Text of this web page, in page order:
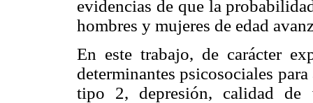
evidencias de que la
hombres y mujeres de edad
En este trabajo, de carácter
determinantes psicosociales
tipo 2, depresión, calidad de